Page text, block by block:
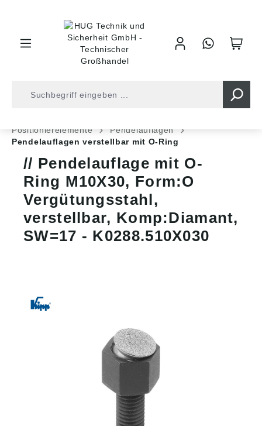
Positionierelemente
Pendelauflagen
Pendelauflagen verstellbar mit O-Ring
Pendelauflage mit O-
Ring M10X30, Form:O
Vergütungsstahl,
verstellbar, Komp:Diamant,
SW=17 - K0288.510X030